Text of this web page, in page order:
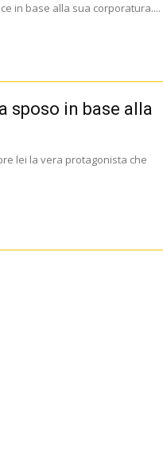
in base alla sua corporatura....
sposo in base alla
lei la vera protagonista che